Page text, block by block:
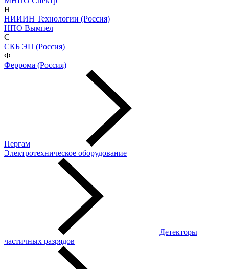
Н
НИИИН Технологии (Россия)
НПО Вымпел
С
СКБ ЭП (Россия)
Ф
Феррома (Россия)
Пергам
Электротехническое оборудование
Детекторы
частичных разрядов